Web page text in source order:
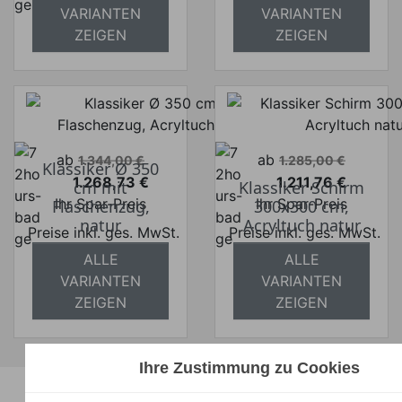
VARIANTEN
ZEIGEN
versandkostenfrei
VARIANTEN
ZEIGEN
Verkaufspreis
ab 1.344,00 €
Preis
1.268,73 €
Ihr Spar-Preis
Preise inkl. ges. MwSt.
absolut
versandkostenfrei
Klassiker Ø 350
cm mit
Flaschenzug,
natur
ALLE
VARIANTEN
ZEIGEN
Verkaufspreis
ab 1.285,00 €
Preis
1.211,76 €
Ihr Spar-Preis
Preise inkl. ges. MwSt.
absolut
versandkostenfrei
Klassiker Schirm
300x300 cm,
Acryltuch natur
ALLE
VARIANTEN
ZEIGEN
Unsere Marken
Ihre Zustimmung zu Cookies